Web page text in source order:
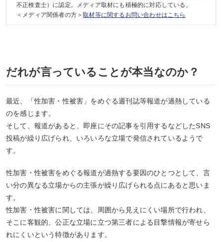
不正検査士）に認定。メディア取材にも積極的に対応している。
＜メディア関係者の方＞取材等に関するお問い合わせはこちら
だれが言っていることが本当なのか？
最近、「性加害・性被害」をめぐる週刊誌等報道が過熱している
のを感じます。
そして、報道があると、即座にその記事を引用するなどしたSNS
投稿が繰り広げられ、いろいろな立場で発信されているようで
す。
性加害・性被害をめぐる報道が過熱する要因のひとつとして、言
い分の異なる立場からの主張が繰り広げられる点にあると思いま
す。
性加害・性被害に関しては、周囲から見えにくい場所で行われ、
そこに客観的、公正な立場に立つ第三者による目撃情報が寄せら
れにくいという特徴があります。